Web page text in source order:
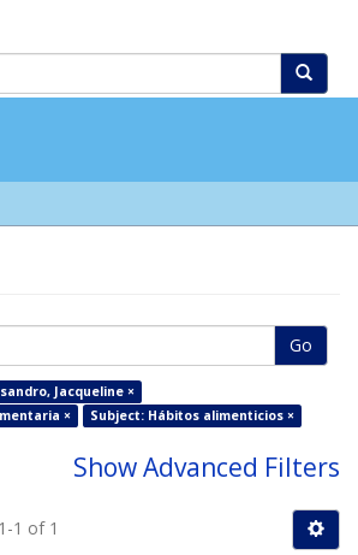
Go
Jacqueline ×
×
Subject: Hábitos alimenticios ×
Show Advanced Filters
1 of 1